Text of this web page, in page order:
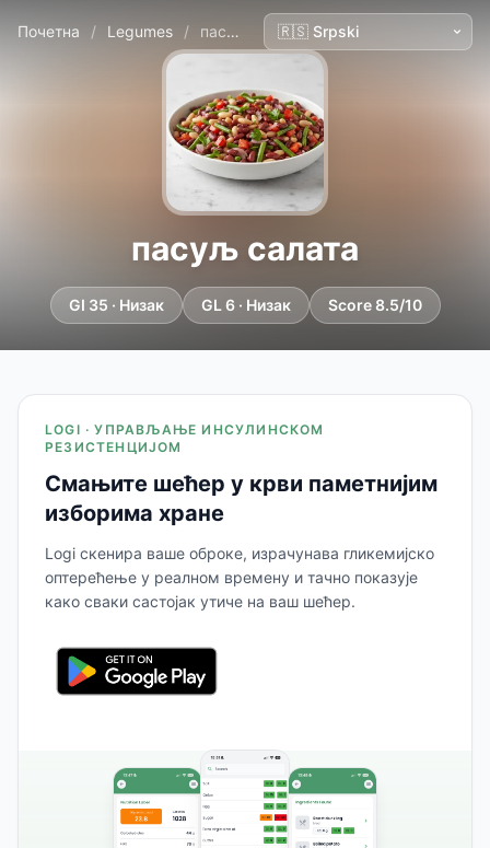
Почетна / Legumes / пасуљ салата
пасуљ салата
GI 35 · Низак GL 6 · Низак Score 8.5/10
LOGI · УПРАВЉАЊЕ ИНСУЛИНСКОМ
РЕЗИСТЕНЦИЈОМ
Смањите шећер у крви паметнијим
изборима хране
Logi скенира ваше оброке, израчунава гликемијско
оптерећење у реалном времену и тачно показује
како сваки састојак утиче на ваш шећер.